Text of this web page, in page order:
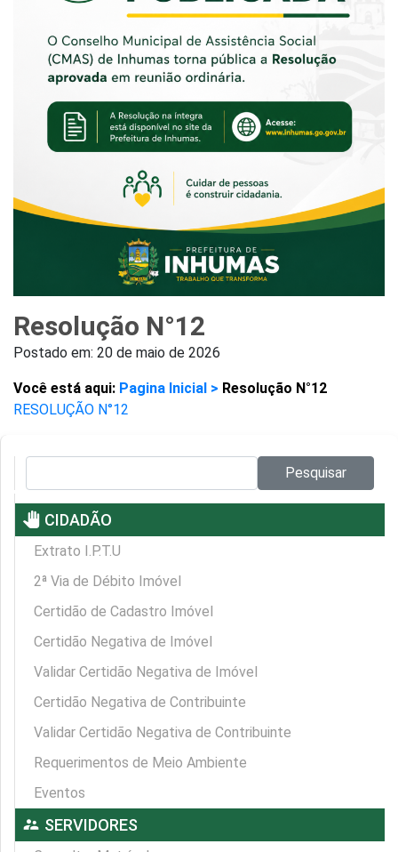
Resolução N°12
Postado em: 20 de maio de 2026
Você está aqui: Pagina Inicial > Resolução N°12
RESOLUÇÃO N°12
Pesquisar
pan_tool CIDADÃO
Extrato I.P.T.U
2ª Via de Débito Imóvel
Certidão de Cadastro Imóvel
Certidão Negativa de Imóvel
Validar Certidão Negativa de Imóvel
Certidão Negativa de Contribuinte
Validar Certidão Negativa de Contribuinte
Requerimentos de Meio Ambiente
Eventos
supervisor_account SERVIDORES